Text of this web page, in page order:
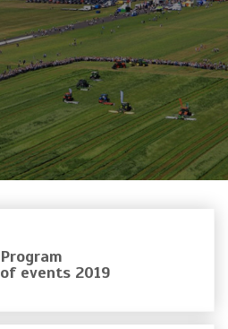
Program
of events 2019